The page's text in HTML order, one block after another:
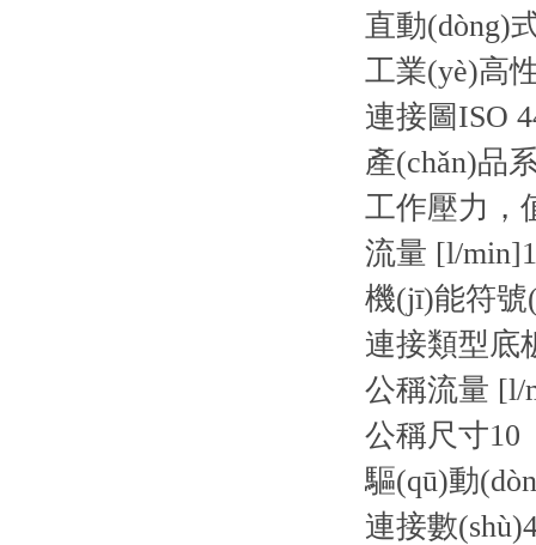
直動(dòng)
工業(yè)高
連接圖ISO
產(chǎn)品
工作壓力，
流量 [l/min]
機(jī)能符號
連接類型底
公稱流量 [l/
公稱尺寸10
驅(qū)動
連接數(shù)